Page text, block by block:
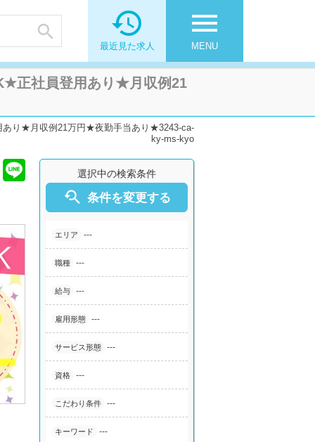
 menu
MENU

最近見た求人
正社員登用あり★月収例21
あり★月収例21万円★夜勤手当あり★3243-ca-
ky-ms-kyo
選択中の検索条件
 条件を変更する
エリア ---
職種 ---
給与 ---
雇用形態 ---
サービス形態 ---
資格 ---
こだわり条件 ---
キーワード ---